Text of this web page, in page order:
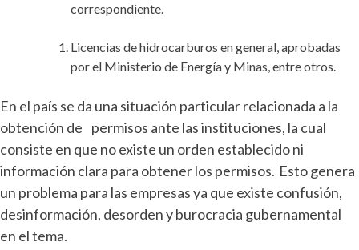
correspondiente.
Licencias de hidrocarburos en general, aprobadas
por el Ministerio de Energía y Minas, entre otros.
En el país se da una situación particular relacionada a la
obtención de permisos ante las instituciones, la cual
consiste en que no existe un orden establecido ni
información clara para obtener los permisos. Esto genera
un problema para las empresas ya que existe confusión,
desinformación, desorden y burocracia gubernamental
en el tema.